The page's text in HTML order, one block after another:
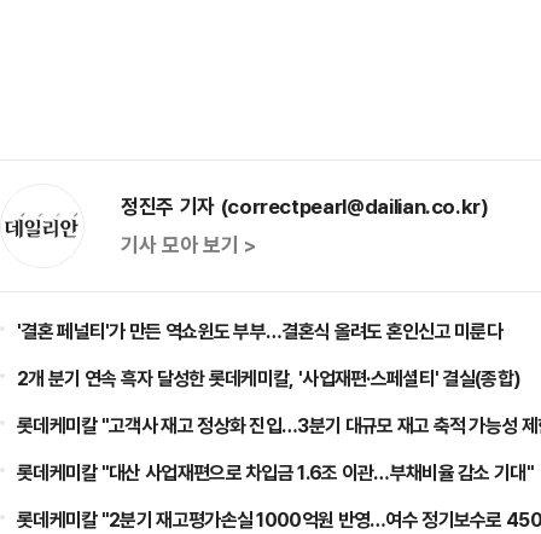
정진주 기자 (correctpearl@dailian.co.kr)
기사 모아 보기 >
'결혼 페널티'가 만든 역쇼윈도 부부…결혼식 올려도 혼인신고 미룬다
2개 분기 연속 흑자 달성한 롯데케미칼, '사업재편·스페셜티' 결실(종합)
롯데케미칼 "고객사 재고 정상화 진입…3분기 대규모 재고 축적 가능성
롯데케미칼 "대산 사업재편으로 차입금 1.6조 이관…부채비율 감소 기대"
롯데케미칼 "2분기 재고평가손실 1000억원 반영…여수 정기보수로